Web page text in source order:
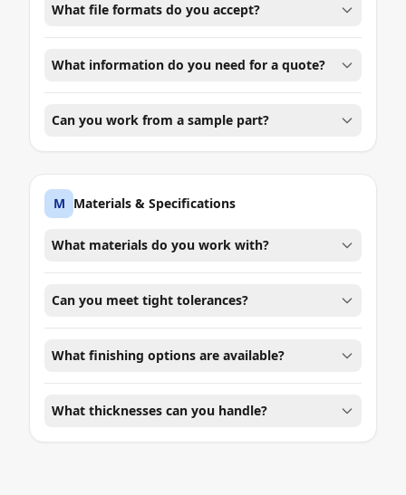
What file formats do you accept?
What information do you need for a quote?
Can you work from a sample part?
M Materials & Specifications
What materials do you work with?
Can you meet tight tolerances?
What finishing options are available?
What thicknesses can you handle?